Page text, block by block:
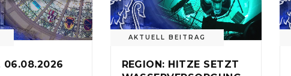
06.08.2026
AKTUELL BEITRAG
REGION: HITZE SETZT